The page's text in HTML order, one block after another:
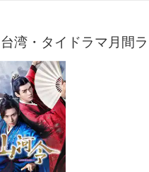
湾・タイドラマ月間